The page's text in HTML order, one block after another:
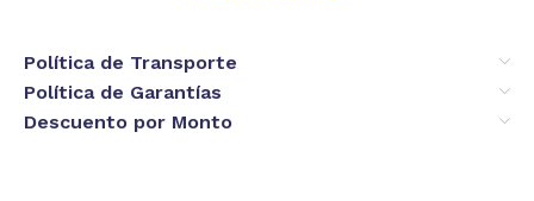
Política de Transporte
Política de Garantías
Descuento por Monto